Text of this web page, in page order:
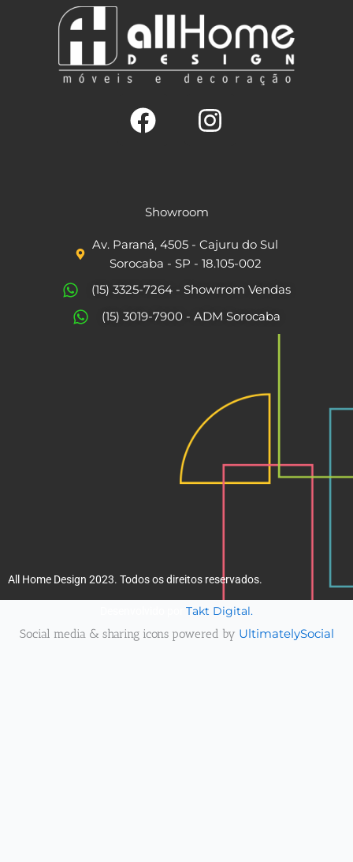
c
e
b
o
o
t
a
g
r
Showroom
Av. Paraná, 4505 - Cajuru do Sul
Sorocaba - SP - 18.105-002
(15) 3325-7264 - Showrrom Vendas
(15) 3019-7900 - ADM Sorocaba
All Home Design 2023. Todos os direitos reservados.
Takt Digital.
Social media & sharing icons powered by UltimatelySocial